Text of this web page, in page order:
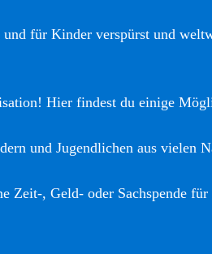
für Kinder verspürst und
Hier findest du einige
und Jugendlichen aus vielen
, Geld- oder Sachspende